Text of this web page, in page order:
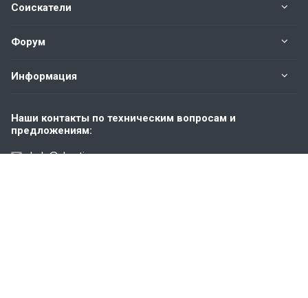
Соискатели
Форум
Информация
Наши контакты по техническим вопросам и
предложениям:
help@vkastinge.ru